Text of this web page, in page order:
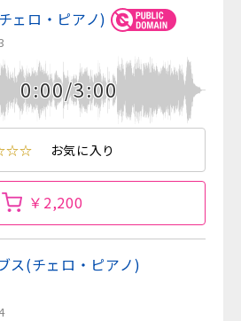
ェロ・ピアノ)
0:00/3:00
お気に入り
￥2,200
ス(チェロ・ピアノ)